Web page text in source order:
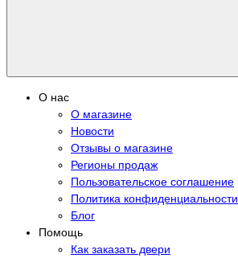
О нас
О магазине
Новости
Отзывы о магазине
Регионы продаж
Пользовательское соглашение
Политика конфиденциальности
Блог
Помощь
Как заказать двери